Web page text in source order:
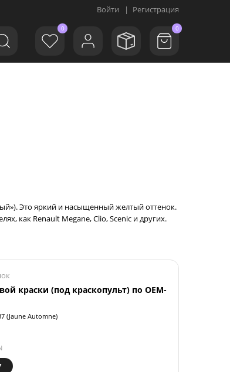
Войти | Регистрация
0 0
Это яркий и насыщенный желтый оттенок.
как Renault Megane, Clio, Scenic и других.
краски (под краскопульт) по OEM-
(Jaune Automne)